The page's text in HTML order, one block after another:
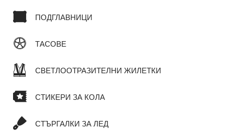
ПОДГЛАВНИЦИ
ТАСОВЕ
СВЕТЛООТРАЗИТЕЛНИ ЖИЛЕТКИ
СТИКЕРИ ЗА КОЛА
СТЪРГАЛКИ ЗА ЛЕД